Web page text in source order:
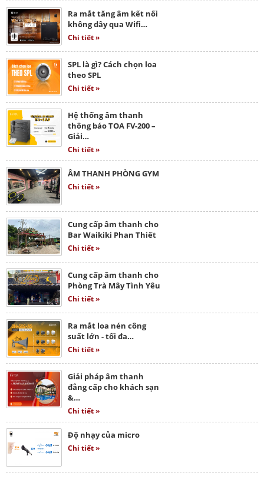
Ra mắt tăng âm kết nối
không dây qua Wifi…
Chi tiết »
SPL là gì? Cách chọn loa
theo SPL
Chi tiết »
Hệ thống âm thanh
thông báo TOA FV-200 –
Giải…
Chi tiết »
ÂM THANH PHÒNG GYM
Chi tiết »
Cung cấp âm thanh cho
Bar Waikiki Phan Thiết
Chi tiết »
Cung cấp âm thanh cho
Phòng Trà Mây Tình Yêu
Chi tiết »
Ra mắt loa nén công
suất lớn - tối đa…
Chi tiết »
Giải pháp âm thanh
đẳng cấp cho khách sạn
&…
Chi tiết »
Độ nhạy của micro
Chi tiết »